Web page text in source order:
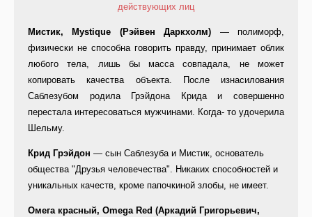
Мистик, Mystique (Рэйвен Даркхолм) — полиморф,
физически не способна говорить правду, принимает облик
любого тела, лишь бы масса совпадала, не может
копировать качества объекта. После изнасилования
Саблезубом родила Грэйдона Крида и совершенно
перестала интересоваться мужчинами. Когда- то удочерила
Шельму.
Крид Грэйдон — сын Саблезуба и Мистик, основатель
общества "Друзья человечества". Никаких способностей и
уникальных качеств, кроме папочкиной злобы, не имеет.
Омега красный, Omega Red (Аркадий Григорьевич,